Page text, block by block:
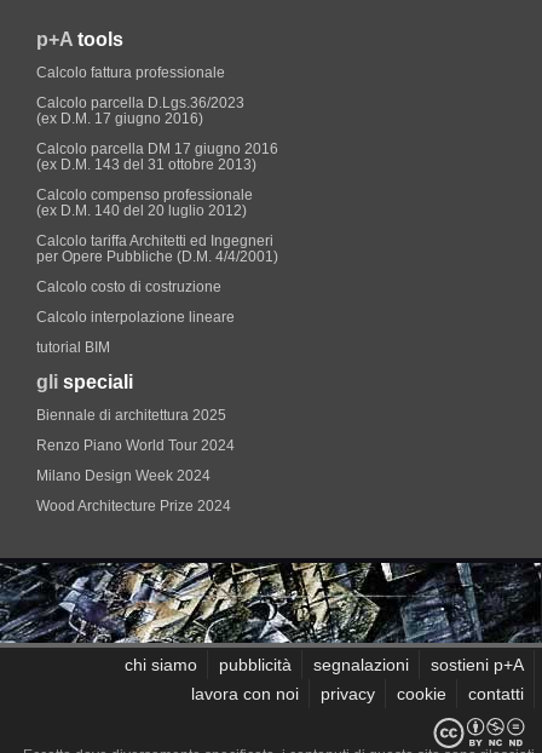
p+A tools
Calcolo fattura professionale
Calcolo parcella D.Lgs.36/2023
(ex D.M. 17 giugno 2016)
Calcolo parcella DM 17 giugno 2016
(ex D.M. 143 del 31 ottobre 2013)
Calcolo compenso professionale
(ex D.M. 140 del 20 luglio 2012)
Calcolo tariffa Architetti ed Ingegneri
per Opere Pubbliche (D.M. 4/4/2001)
Calcolo costo di costruzione
Calcolo interpolazione lineare
tutorial BIM
gli speciali
Biennale di architettura 2025
Renzo Piano World Tour 2024
Milano Design Week 2024
Wood Architecture Prize 2024
chi siamo pubblicità segnalazioni
sostieni p+A
lavora con noi
privacy cookie contatti